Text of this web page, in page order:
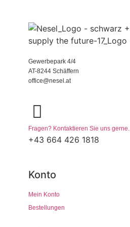
Gewerbepark 4/4
AT-8244 Schäffern
office@nesel.at
Fragen? Kontaktieren Sie uns gerne.
+43 664 426 1818
Konto
Mein Konto
Bestellungen